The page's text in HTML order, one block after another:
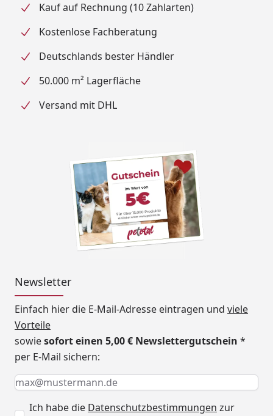
Kauf auf Rechnung (10 Zahlarten)
Kostenlose Fachberatung
Deutschlands bester Händler
50.000 m² Lagerfläche
Versand mit DHL
Newsletter
Einfach hier die E-Mail-Adresse eintragen und viele
Vorteile
sowiesofort einen 5,00 € Newslettergutschein *
per E-Mail sichern:
Keine Eingabe erforderlich
Eingabe erforderlich
E-Mail *
Ich habe die Datenschutzbestimmungen zur